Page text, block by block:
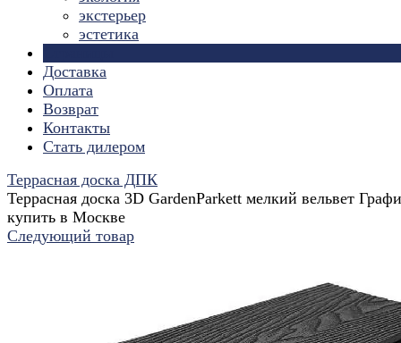
экстерьер
эстетика
Доставка
Оплата
Возврат
Контакты
Стать дилером
Террасная доска ДПК
Террасная доска 3D GardenParkett мелкий вельвет
купить в Москве
Следующий товар